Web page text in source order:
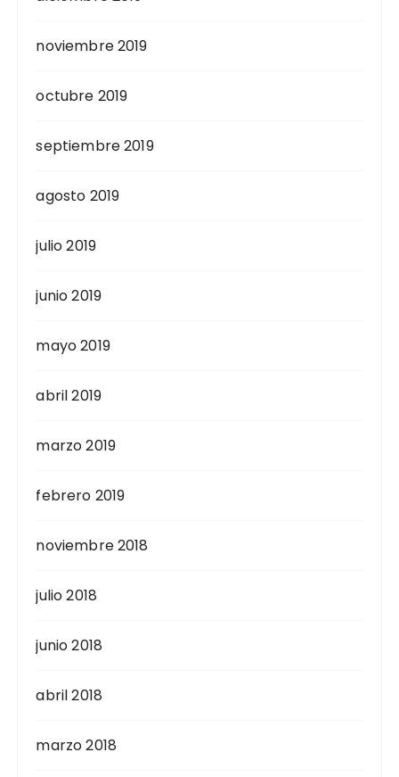
noviembre 2019
octubre 2019
septiembre 2019
agosto 2019
julio 2019
junio 2019
mayo 2019
abril 2019
marzo 2019
febrero 2019
noviembre 2018
julio 2018
junio 2018
abril 2018
marzo 2018